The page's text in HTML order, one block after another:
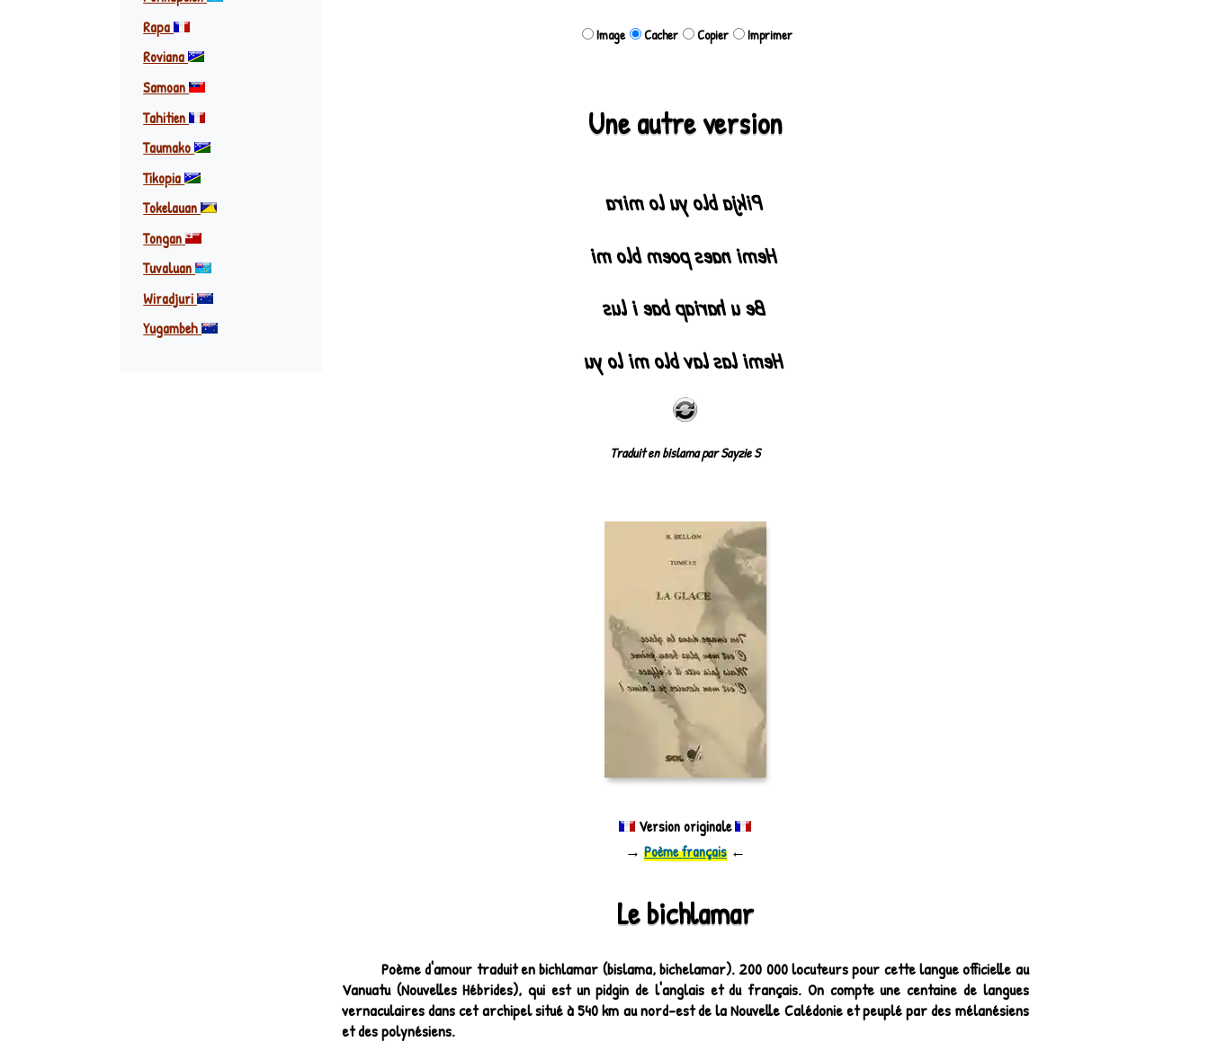
Rapa
Roviana
Samoan
Tahitien
Taumako
Tikopia
Tokelauan
Tongan
Tuvaluan
Wiradjuri
Yugambeh
Image Cacher Copier Imprimer
Une autre version
Pikja blo yu lo mira
Hemi naes poem blo mi
Be u hariap bae i lus
Hemi las lav blo mi lo yu
Traduit en bislama par Sayzie S
Version originale
→ Poème français←
Le bichlamar
Poème d'amour traduit en bichlamar (bislama, bichelamar). 200 000 locuteurs pour cette langue officielle au
Vanuatu (Nouvelles Hébrides), qui est un pidgin de l'anglais et du français. On compte une centaine de langues
vernaculaires dans cet archipel situé à 540 km au nord-est de la Nouvelle Calédonie et peuplé par des mélanésiens
et des polynésiens.